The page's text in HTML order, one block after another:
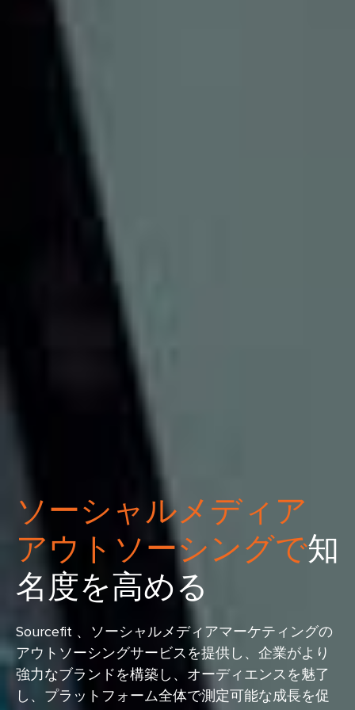
ソーシャルメディア
アウトソーシングで知
名度を高める
Sourcefit 、ソーシャルメディアマーケティングの
アウトソーシングサービスを提供し、企業がより
強力なブランドを構築し、オーディエンスを魅了
し、プラットフォーム全体で測定可能な成長を促